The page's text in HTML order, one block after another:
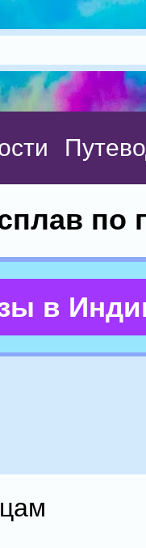
по
в